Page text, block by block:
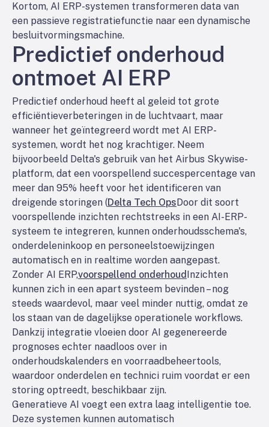
Kortom, AI ERP-systemen transformeren data van
een passieve registratiefunctie naar een dynamische
besluitvormingsmachine.
Predictief onderhoud
ontmoet AI ERP
Predictief onderhoud heeft al geleid tot grote
efficiëntieverbeteringen in de luchtvaart, maar
wanneer het geïntegreerd wordt met AI ERP-
systemen, wordt het nog krachtiger. Neem
bijvoorbeeld Delta's gebruik van het Airbus Skywise-
platform, dat een voorspellend succespercentage van
meer dan 95% heeft voor het identificeren van
dreigende storingen (Delta Tech OpsDoor dit soort
voorspellende inzichten rechtstreeks in een AI-ERP-
systeem te integreren, kunnen onderhoudsschema's,
onderdeleninkoop en personeelstoewijzingen
automatisch en in realtime worden aangepast.
Zonder AI ERP,voorspellend onderhoudInzichten
kunnen zich in een apart systeem bevinden – nog
steeds waardevol, maar veel minder nuttig, omdat ze
los staan van de dagelijkse operationele workflows.
Dankzij integratie vloeien door AI gegenereerde
prognoses echter naadloos over in
onderhoudskalenders en voorraadbeheertools,
waardoor onderdelen en technici ruim voordat er een
storing optreedt, beschikbaar zijn.
Generatieve AI voegt een extra laag intelligentie toe.
Deze systemen kunnen automatisch